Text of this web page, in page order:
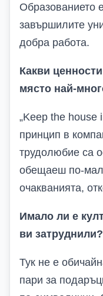
Образованието
завършилите
добра работа.
Какви
място най-
„Keep the house
принцип в
трудолюбие са
обещаеш по-
очакванията,
Имало ли е
ви затруднили?
Тук не е
пари за